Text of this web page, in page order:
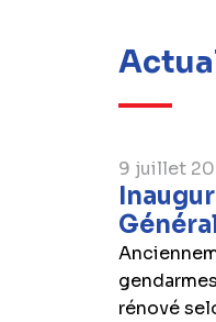
9 juillet
rénové